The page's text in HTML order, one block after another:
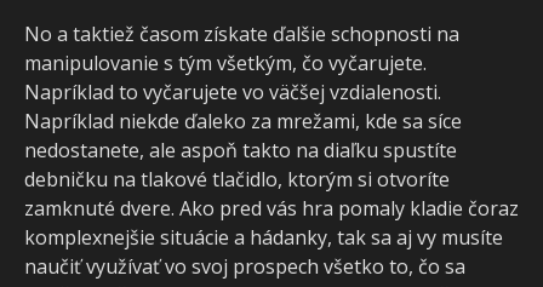
No a taktiež časom získate ďalšie schopnosti na
manipulovanie s tým všetkým, čo vyčarujete.
Napríklad to vyčarujete vo väčšej vzdialenosti.
Napríklad niekde ďaleko za mrežami, kde sa síce
nedostanete, ale aspoň takto na diaľku spustíte
debničku na tlakové tlačidlo, ktorým si otvoríte
zamknuté dvere. Ako pred vás hra pomaly kladie čoraz
komplexnejšie situácie a hádanky, tak sa aj vy musíte
naučiť využívať vo svoj prospech všetko to, čo sa